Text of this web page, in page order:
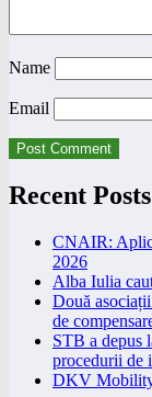
Name
Email
Recent Posts
CNAIR:
2026
Alba Iulia
Două
de
STB a depus
procedurii de
DKV Mobility